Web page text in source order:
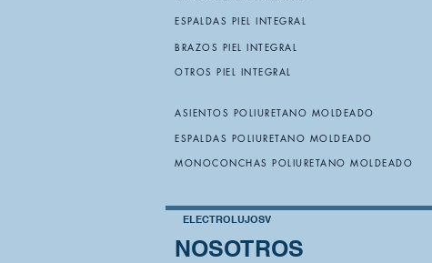
ESPALDAS PIEL INTEGRAL
BRAZOS PIEL INTEGRAL
OTROS PIEL INTEGRAL
ASIENTOS POLIURETANO MOLDEADO
ESPALDAS POLIURETANO MOLDEADO
MONOCONCHAS POLIURETANO MOLDEADO
ELECTROLUJOSV
NOSOTROS